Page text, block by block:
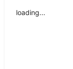
Loading
loading...